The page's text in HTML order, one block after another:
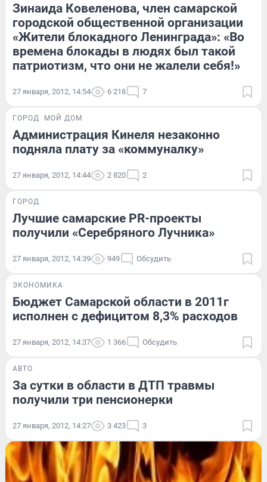
Зинаида Ковеленова, член самарской
городской общественной организации
«Жители блокадного Ленинграда»: «Во
времена блокады в людях был такой
патриотизм, что они не жалели себя!»
27 января, 2012, 14:54 6 218 7
ГОРОД МОЙ ДОМ
Администрация Кинеля незаконно
подняла плату за «коммуналку»
27 января, 2012, 14:44 2 820 2
ГОРОД
Лучшие самарские PR-проекты
получили «Серебряного Лучника»
27 января, 2012, 14:39 949 Обсудить
ЭКОНОМИКА
Бюджет Самарской области в 2011г
исполнен с дефицитом 8,3% расходов
27 января, 2012, 14:37 1 366 Обсудить
АВТО
За сутки в области в ДТП травмы
получили три пенсионерки
27 января, 2012, 14:27 3 423 3